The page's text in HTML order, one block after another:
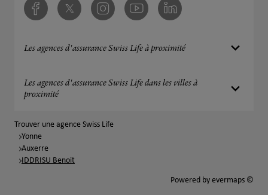
FacebookTwitter InstagramYoutube Linkedin
Les agences d'assurance Swiss Life à proximité
Les agences d'assurance Swiss Life dans les villes à
proximité
Trouver une agence Swiss Life
Yonne
Auxerre
IDDRISU Benoit
Powered by evermaps ©